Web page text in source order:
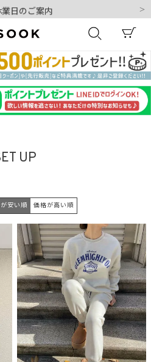
日のご案内
ご購入で送料無料
く500ポイントプレゼント
日のご案内
よるお荷物のお届けについて
再入荷 SALE
HIT ITEM
UP
安い順 価格が高い順